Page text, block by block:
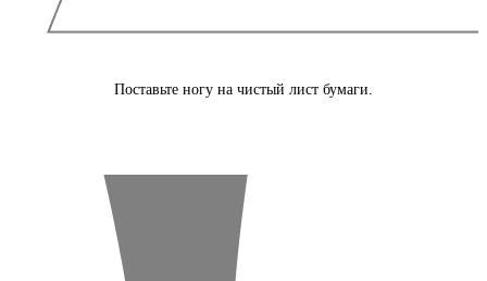
Поставьте ногу на чистый лист бумаги.